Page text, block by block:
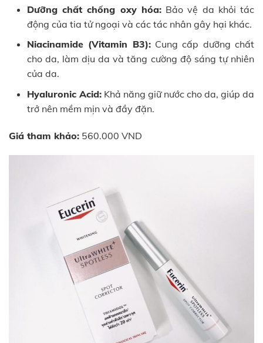
Dưỡng chất chống oxy hóa:Bảo vệ da khỏi tác
động của tia tử ngoại và các tác nhân gây hại khác.
Niacinamide (Vitamin B3):Cung cấp dưỡng chất
cho da, làm dịu da và tăng cường độ sáng tự nhiên
của da.
Hyaluronic Acid:Khả năng giữ nước cho da, giúp da
trở nên mềm mịn và đầy đặn.
Giá tham khảo: 560.000 VND